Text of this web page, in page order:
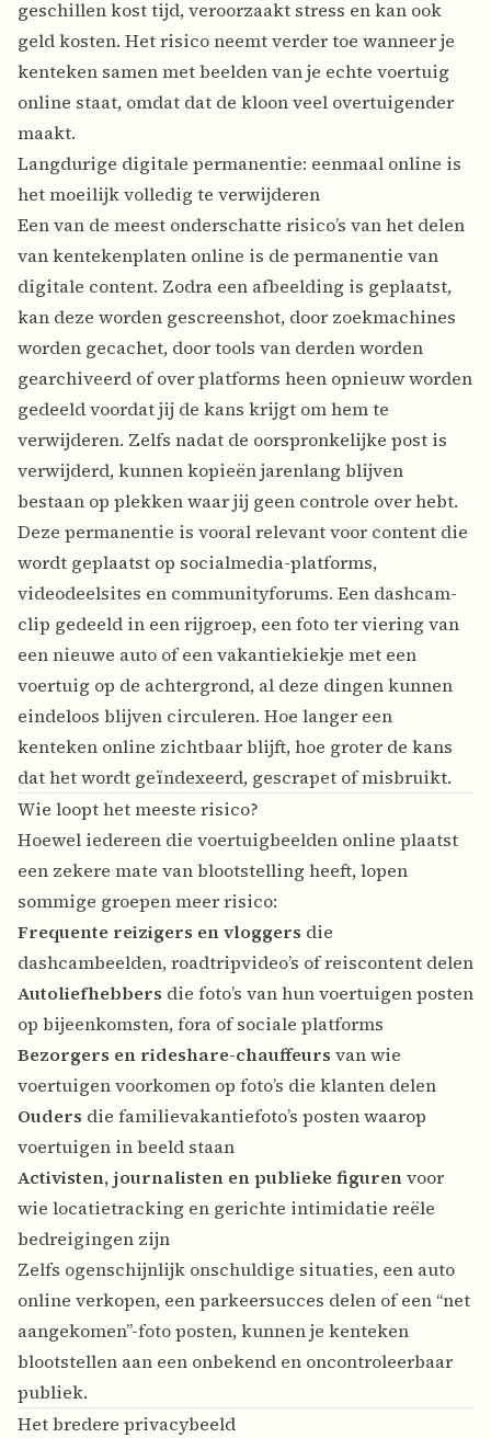
geschillen kost tijd, veroorzaakt stress en kan ook
geld kosten. Het risico neemt verder toe wanneer je
kenteken samen met beelden van je echte voertuig
online staat, omdat dat de kloon veel overtuigender
maakt.
Langdurige digitale permanentie: eenmaal online is
het moeilijk volledig te verwijderen
Een van de meest onderschatte risico’s van het delen
vankentekenplaten online is de permanentie van
digitale content. Zodra een afbeelding is geplaatst,
kan deze worden gescreenshot, door zoekmachines
worden gecachet, door tools van derden worden
gearchiveerd of over platforms heen opnieuw worden
gedeeld voordat jij de kans krijgt om hem te
verwijderen. Zelfs nadat de oorspronkelijke post is
verwijderd, kunnen kopieën jarenlang blijven
bestaan op plekken waar jij geen controle over hebt.
Deze permanentie is vooral relevant voor content die
wordt geplaatst op socialmedia-platforms,
videodeelsites en communityforums. Een dashcam-
clip gedeeld in een rijgroep, een foto ter viering van
een nieuwe auto of een vakantiekiekje met een
voertuig op de achtergrond, al deze dingen kunnen
eindeloos blijven circuleren. Hoe langer een
kenteken online zichtbaar blijft, hoe groter de kans
dat het wordt geïndexeerd, gescrapet of misbruikt.
Wie loopt het meeste risico?
Hoewel iedereen die voertuigbeelden online plaatst
een zekere mate van blootstelling heeft, lopen
sommige groepen meer risico:
Frequente reizigers en vloggers die
dashcambeelden, roadtripvideo’s of reiscontent delen
Autoliefhebbers die foto’s van hun voertuigen posten
op bijeenkomsten, fora of sociale platforms
Bezorgers en rideshare-chauffeurs van wie
voertuigen voorkomen op foto’s die klanten delen
Ouders die familievakantiefoto’s posten waarop
voertuigen in beeld staan
Activisten, journalisten en publieke figurenvoor
wie locatietracking en gerichte intimidatie reële
bedreigingen zijn
Zelfs ogenschijnlijk onschuldige situaties, een auto
online verkopen, een parkeersucces delen of een “net
aangekomen”-foto posten, kunnen je kenteken
blootstellen aan een onbekend en oncontroleerbaar
publiek.
Het bredere privacybeeld